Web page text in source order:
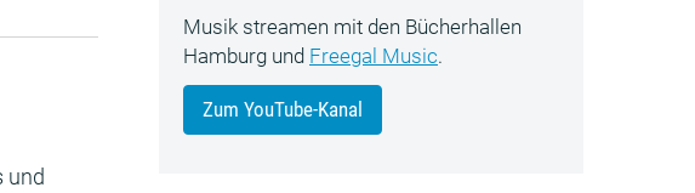
und
Musik streamen mit den Bücherhallen
Hamburg und Freegal Music.
Zum YouTube-Kanal